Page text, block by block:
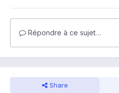
Répondre à ce sujet…
Share